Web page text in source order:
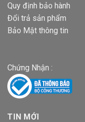
Quy định bảo hành
Đổi trả sản phẩm
Bảo Mật thông tin
Chứng Nhận :
TIN MỚI